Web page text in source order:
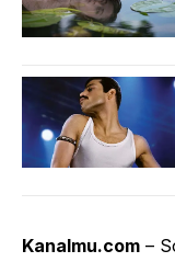
Kanalmu.com –